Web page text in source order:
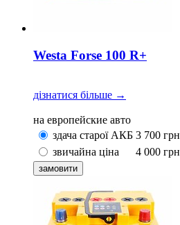
Westa Forse 100 R+
дізнатися більше →
на европейские авто
здача старої АКБ 3 700 грн
звичайна ціна
4 000 грн